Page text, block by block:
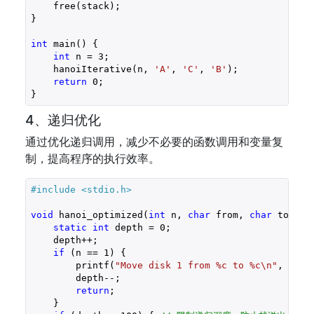
    free(stack);
}
int main() {
int n = 3 ;
    hanoiIterative(n,
'A' , 'C' , 'B' );
return 0 ;
4、递归优化
通过优化递归调用，减少不必要的函数调用和变量复
制，提高程序的执行效率。
#include <stdio.h>
void hanoi_optimized( int n, char from, char to,
static
int depth = 0 ;
    depth++;
if (n == 1 ) {
        printf(
"Move disk 1 from %c to %c\n" ,
        depth--;
return ;
    }